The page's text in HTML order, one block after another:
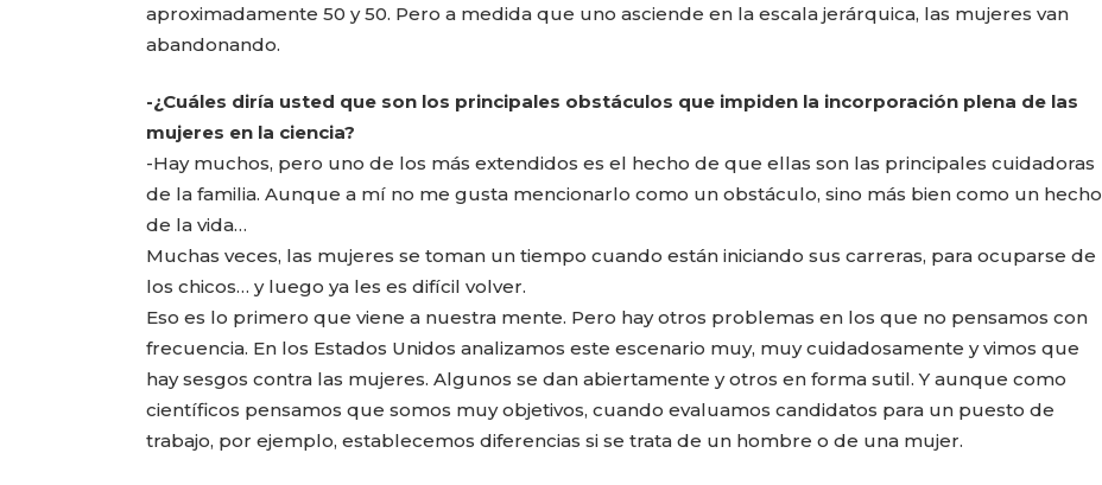
aproximadamente 50 y 50. Pero a medida que uno asciende en la escala jerárquica, las mujeres van
abandonando.
-¿Cuáles diría usted que son los principales obstáculos que impiden la incorporación plena de las
mujeres en la ciencia?
-Hay muchos, pero uno de los más extendidos es el hecho de que ellas son las principales cuidadoras
de la familia. Aunque a mí no me gusta mencionarlo como un obstáculo, sino más bien como un hecho
de la vida…
Muchas veces, las mujeres se toman un tiempo cuando están iniciando sus carreras, para ocuparse de
los chicos… y luego ya les es difícil volver.
Eso es lo primero que viene a nuestra mente. Pero hay otros problemas en los que no pensamos con
frecuencia. En los Estados Unidos analizamos este escenario muy, muy cuidadosamente y vimos que
hay sesgos contra las mujeres. Algunos se dan abiertamente y otros en forma sutil. Y aunque como
científicos pensamos que somos muy objetivos, cuando evaluamos candidatos para un puesto de
trabajo, por ejemplo, establecemos diferencias si se trata de un hombre o de una mujer.